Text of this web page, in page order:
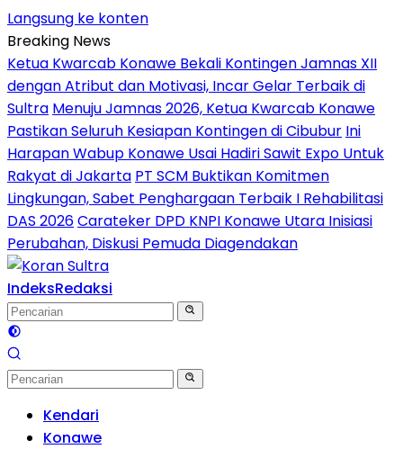
Langsung ke konten
Breaking News
Ketua Kwarcab Konawe Bekali Kontingen Jamnas XII
dengan Atribut dan Motivasi, Incar Gelar Terbaik di
Sultra Menuju Jamnas 2026, Ketua Kwarcab Konawe
Pastikan Seluruh Kesiapan Kontingen di Cibubur Ini
Harapan Wabup Konawe Usai Hadiri Sawit Expo Untuk
Rakyat di Jakarta PT SCM Buktikan Komitmen
Lingkungan, Sabet Penghargaan Terbaik I Rehabilitasi
DAS 2026Carateker DPD KNPI Konawe Utara Inisiasi
Perubahan, Diskusi Pemuda Diagendakan
IndeksRedaksi
Kendari
Konawe